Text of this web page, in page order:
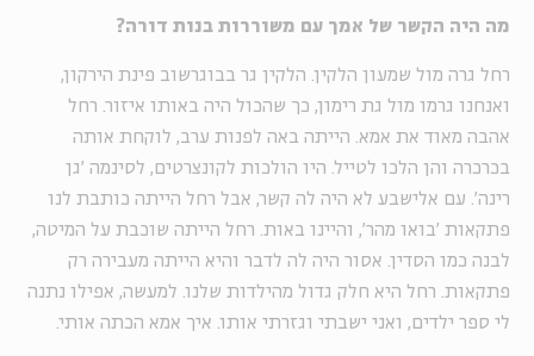
מה היה הקשר של אמך עם משוררות בנות דורה?
רחל גרה מול שמעון הלקין. הלקין גר בבוגרשוב פינת הירקון,
ואנחנו גרמו מול גת רימון, כך שהכול היה באותו איזור. רחל
אהבה מאוד את אמא. הייתה באה לפנות ערב, לוקחת אותה
בכרכרה והן הלכו לטייל. היו הולכות לקונצרטים, לסינמה 'גן
רינה'. עם אלישבע לא היה לה קשר, אבל רחל הייתה כותבת לנו
פתקאות 'בואו מהר', והיינו באות. רחל הייתה שוכבת על המיטה,
לבנה כמו הסדין. אסור היה לה לדבר והיא הייתה מעבירה רק
פתקאות. רחל היא חלק גדול מהילדות שלנו. למעשה, אפילו נתנה
לי ספר ילדים, ואני ישבתי וגזרתי אותו. איך אמא הכתה אותי.